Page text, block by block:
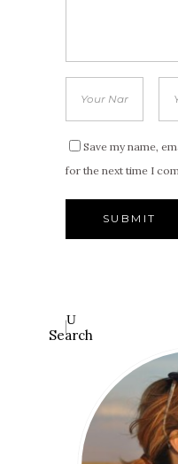
Save my name,
for the next time I
Search